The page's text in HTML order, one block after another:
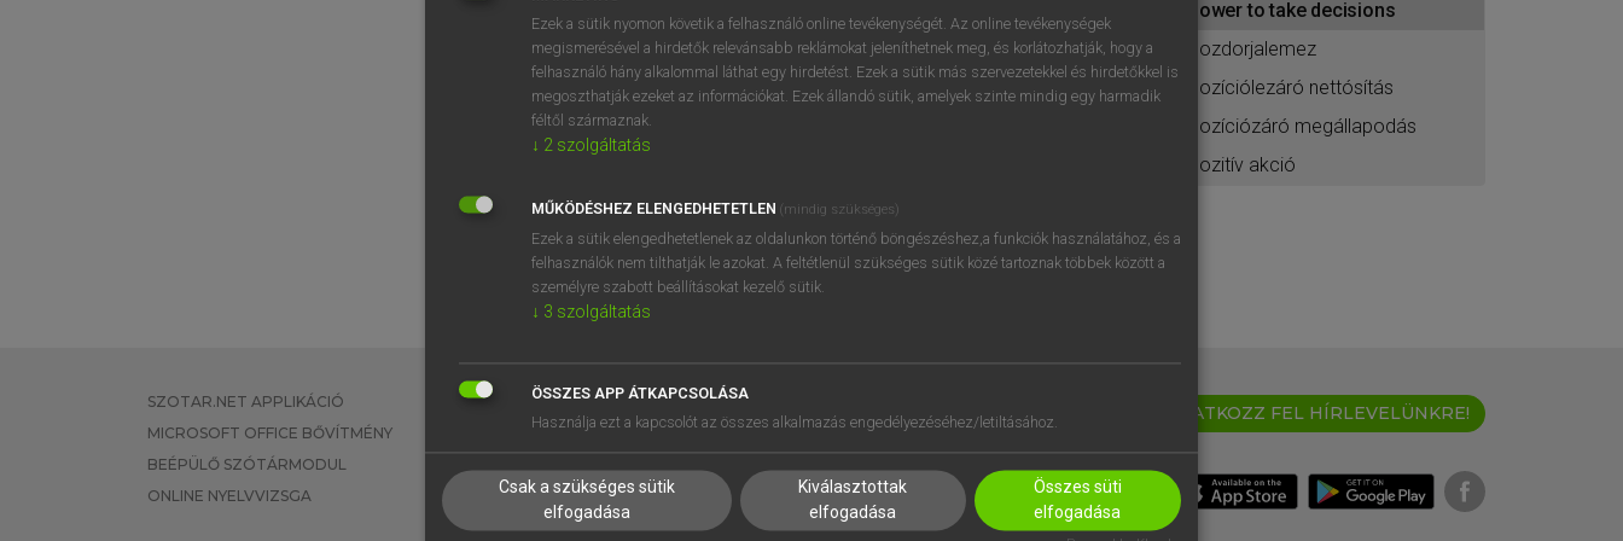
BELÉPÉS
regisztrálok ésbelépek.
REGISZTRÁCIÓ
power to take decisions
pozdorjalemez
pozíciólezáró nettósítás
pozíciózáró megállapodás
pozitív akció
SZOTAR.NET APPLIKÁCIÓ
MICROSOFT OFFICE BŐVÍTMÉNY
BEÉPÜLŐ SZÓTÁRMODUL
ONLINE NYELVVIZSGA
EGYÉNI FELHASZNÁLÓKNAK
TANULÓKNAK
VÁLLALATI MEGOLDÁSOK
SÚGÓ
RÓLUNK
SÜTI BEÁLLÍTÁSOK
IRATKOZZ FEL HÍRLEVELÜNKRE!
Ezek a sütik nyomon követik a felhasználó online tevékenységét. Az online tevékenységek
megismerésével a hirdetők relevánsabb reklámokat jeleníthetnek meg, és korlátozhatják, hogy a
felhasználó hány alkalommal láthat egy hirdetést. Ezek a sütik más szervezetekkel és hirdetőkkel is
megoszthatják ezeket az információkat. Ezek állandó sütik, amelyek szinte mindig egy harmadik
féltől származnak.
↓ 2 szolgáltatás
MŰKÖDÉSHEZ ELENGEDHETETLEN (mindig szükséges)
Ezek a sütik elengedhetetlenek az oldalunkon történő böngészéshez,a funkciók használatához, és a
felhasználók nem tilthatják le azokat. A feltétlenül szükséges sütik közé tartoznak többek között a
személyre szabott beállításokat kezelő sütik.
↓ 3 szolgáltatás
ÖSSZES APP ÁTKAPCSOLÁSA
Használja ezt a kapcsolót az összes alkalmazás engedélyezéséhez/letiltásához.
Csak a szükséges sütik
elfogadása
Kiválasztottak
elfogadása
Összes süti
elfogadása